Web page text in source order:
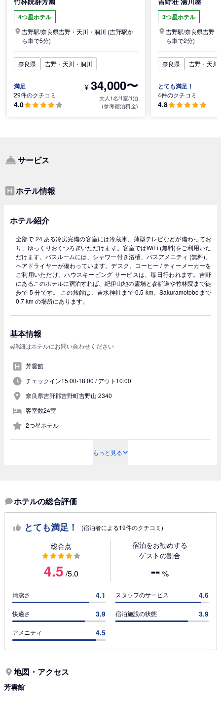
4つ星ホテル
吉野駅/奈良県吉野・天川・洞川 (吉野駅か
ら車で5分)
奈良県 吉野・天川・洞川
満足
29件のクチコミ
4.0
¥34,000〜
大人1名/1室/1泊
(参考宿泊料金)
3つ星ホテル
吉野駅/奈良県吉野
ら車で2分)
奈良県 吉野・天川
とても満足！
4件のクチコミ
4.8
サービス
ホテル情報
ホテル紹介
全部で 24 ある冷房完備の客室には冷蔵庫、薄型テレビなどが備わってお
り、ゆっくりおくつろぎいただけます。客室ではWiFi (無料)をご利用いた
だけます。バスルームには、シャワー付き浴槽、バスアメニティ (無料)、
ヘアドライヤーが備わっています。デスク、コーヒー / ティーメーカーを
ご利用いただけ、ハウスキーピング サービスは、毎日行われます。吉野
にあるこのホテルに宿泊すれば、紀伊山地の霊場と参詣道や竹林院まで徒
歩で 5 分です。 この旅館は、吉水神社まで 0.5 km、Sakuramotoboまで
0.7 km の場所にあります。
基本情報
※詳細はホテルにお問い合わせください
芳雲館
チェックイン15:00-18:00 /アウト10:00
奈良県吉野郡吉野町吉野山 2340
客室数24室
2つ星ホテル
もっと見る
ホテルの総合評価
とても満足！ (宿泊者による19件のクチコミ)
総合点
4.5 /5.0
宿泊をお勧めする
ゲストの割合
--%
清潔さ 4.1 スタッフのサービス 4.6
快適さ 3.9 宿泊施設の状態 3.9
アメニティ 4.5
地図・アクセス
芳雲館